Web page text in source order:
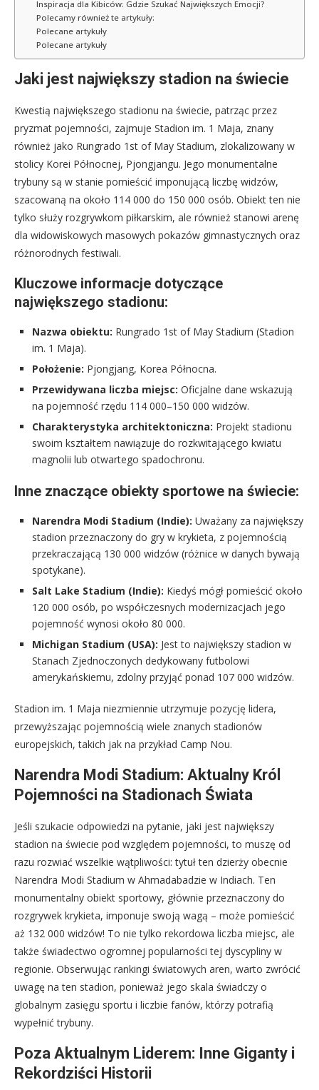
Inspiracja dla Kibiców: Gdzie Szukać Największych Emocji?
Polecamy również te artykuły:
Polecane artykuły
Polecane artykuły
Jaki jest największy stadion na świecie
Kwestią największego stadionu na świecie, patrząc przez
pryzmat pojemności, zajmuje Stadion im. 1 Maja, znany
również jako Rungrado 1st of May Stadium, zlokalizowany w
stolicy Korei Północnej, Pjongjangu. Jego monumentalne
trybuny są w stanie pomieścić imponującą liczbę widzów,
szacowaną na około 114 000 do 150 000 osób. Obiekt ten nie
tylko służy rozgrywkom piłkarskim, ale również stanowi arenę
dla widowiskowych masowych pokazów gimnastycznych oraz
różnorodnych festiwali.
Kluczowe informacje dotyczące
największego stadionu:
Nazwa obiektu: Rungrado 1st of May Stadium (Stadion
im. 1 Maja).
Położenie: Pjongjang, Korea Północna.
Przewidywana liczba miejsc: Oficjalne dane wskazują
na pojemność rzędu 114 000–150 000 widzów.
Charakterystyka architektoniczna: Projekt stadionu
swoim kształtem nawiązuje do rozkwitającego kwiatu
magnolii lub otwartego spadochronu.
Inne znaczące obiekty sportowe na świecie:
Narendra Modi Stadium (Indie): Uważany za największy
stadion przeznaczony do gry w krykieta, z pojemnością
przekraczającą 130 000 widzów (różnice w danych bywają
spotykane).
Salt Lake Stadium (Indie): Kiedyś mógł pomieścić około
120 000 osób, po współczesnych modernizacjach jego
pojemność wynosi około 80 000.
Michigan Stadium (USA): Jest to największy stadion w
Stanach Zjednoczonych dedykowany futbolowi
amerykańskiemu, zdolny przyjąć ponad 107 000 widzów.
Stadion im. 1 Maja niezmiennie utrzymuje pozycję lidera,
przewyższając pojemnością wiele znanych stadionów
europejskich, takich jak na przykład Camp Nou.
Narendra Modi Stadium: Aktualny Król
Pojemności na Stadionach Świata
Jeśli szukacie odpowiedzi na pytanie, jaki jest największy
stadion na świecie pod względem pojemności, to muszę od
razu rozwiać wszelkie wątpliwości: tytuł ten dzierży obecnie
Narendra Modi Stadium w Ahmadabadzie w Indiach. Ten
monumentalny obiekt sportowy, głównie przeznaczony do
rozgrywek krykieta, imponuje swoją wagą – może pomieścić
aż 132 000 widzów! To nie tylko rekordowa liczba miejsc, ale
także świadectwo ogromnej popularności tej dyscypliny w
regionie. Obserwując rankingi światowych aren, warto zwrócić
uwagę na ten stadion, ponieważ jego skala świadczy o
globalnym zasięgu sportu i liczbie fanów, którzy potrafią
wypełnić trybuny.
Poza Aktualnym Liderem: Inne Giganty i
Rekordziści Historii